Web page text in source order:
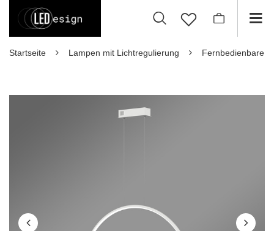
Startseite Lampen mit Lichtregulierung Fernbedienbare